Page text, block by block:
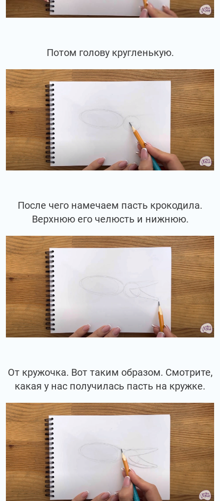
Потом голову кругленькую.
После чего намечаем пасть крокодила.
Верхнюю его челюсть и нижнюю.
От кружочка. Вот таким образом. Смотрите,
какая у нас получилась пасть на кружке.